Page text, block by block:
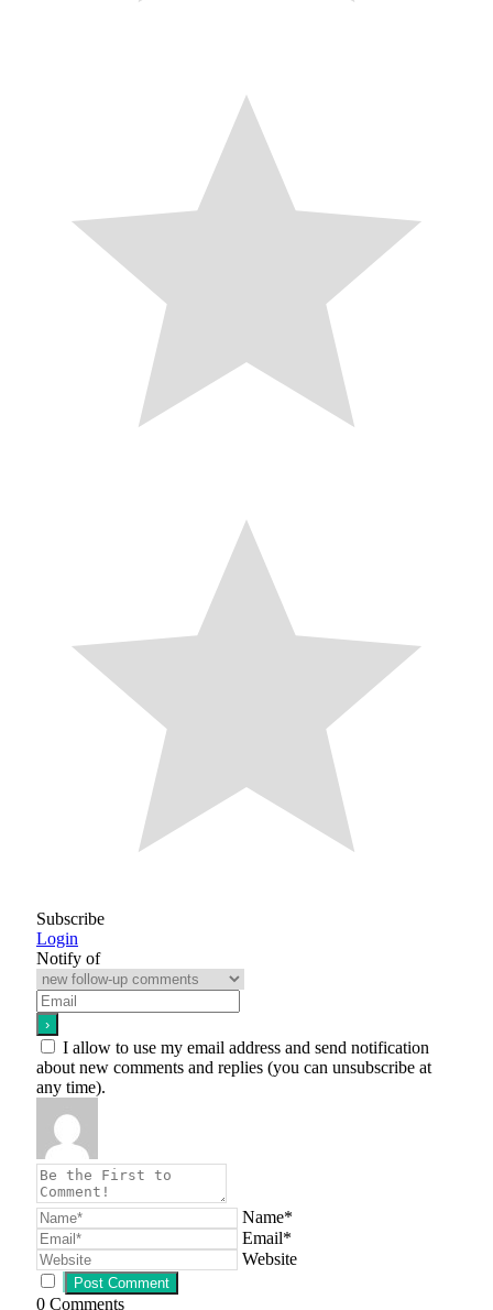
Subscribe
Login
Notify of
I allow to use my email address and send notification
about new comments and replies (you can unsubscribe at
any time).
Name*
Email*
Website
0 Comments